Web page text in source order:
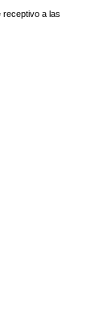
receptivo a las